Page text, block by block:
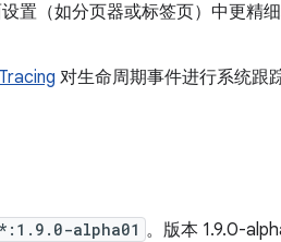
置（如分页器或标签页）中更精
对生命周期事件进行系统跟
alpha01 。版本 1.9.0-